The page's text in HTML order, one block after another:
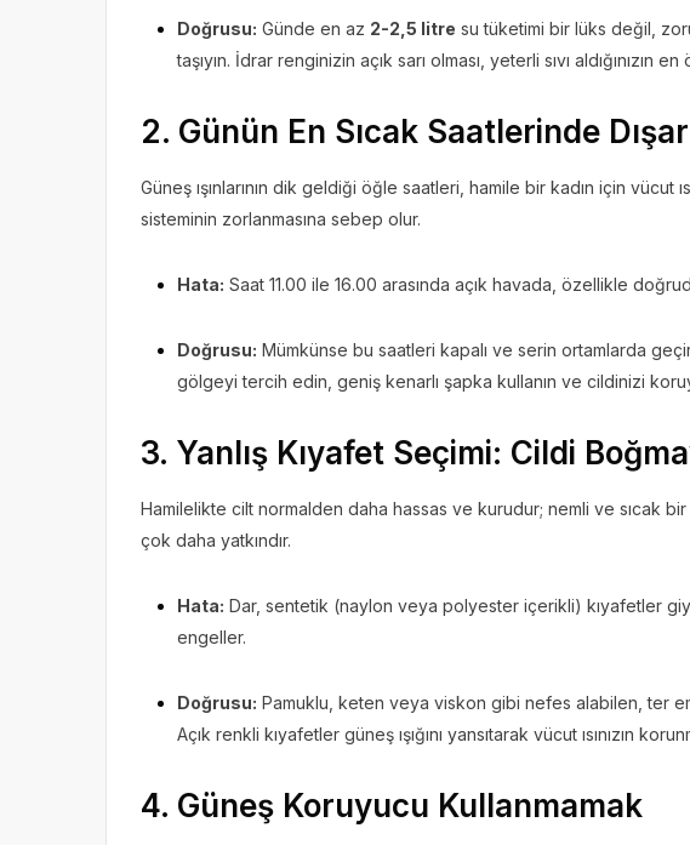
Doğrusu: Günde en az 2-2,5 litre su tüketimi bir lüks değil,
taşıyın. İdrar renginizin açık sarı olması, yeterli sıvı aldığınızın
2. Günün En Sıcak Saatlerinde
Güneş ışınlarının dik geldiği öğle saatleri, hamile bir kadın için vücut
sisteminin zorlanmasına sebep olur.
Hata: Saat 11.00 ile 16.00 arasında açık havada, özellikle
Doğrusu: Mümkünse bu saatleri kapalı ve serin ortamlarda
gölgeyi tercih edin, geniş kenarlı şapka kullanın ve cildinizi
3. Yanlış Kıyafet Seçimi: Cildi
Hamilelikte cilt normalden daha hassas ve kurudur; nemli ve sıcak
çok daha yatkındır.
Hata: Dar, sentetik (naylon veya polyester içerikli) kıyafetler
engeller.
Doğrusu: Pamuklu, keten veya viskon gibi nefes alabilen, ter
Açık renkli kıyafetler güneş ışığını yansıtarak vücut ısınızın
4. Güneş Koruyucu Kullanmamak